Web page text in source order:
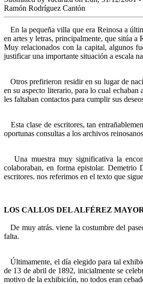
Ramón Rodríguez Cantón
En la pequeña villa que era Reinosa a
en artes y letras, principalmente, que sitúa a
Muy relacionados con la capital, algunos
justificar una importante situación a escala
Otros prefirieron residir en su lugar de
en su aspecto literario, para lo cual
les faltaban contactos para cumplir sus
Esta clase de escritores, tan
oportunas consultas a los archivos
Una muestra muy significativa la
colaboraban, en forma epistolar.
escritores. nos referimos en el texto que
LOS CALLOS DEL ALFÉREZ
De muy atrás. viene la costumbre del
falta.
Últimamente, el día elegido para tal
de 13 de abril de 1892, inicialmente se
motivo de la exhibición, no todos eran